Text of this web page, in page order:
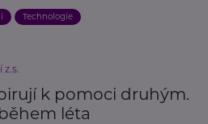
Technologie
k pomoci druhým.
léta